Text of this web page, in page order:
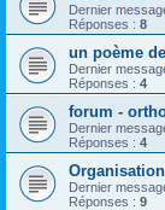
Dernier
Réponses : 8
un poème
Dernier
Réponses : 4
forum -
Dernier
Réponses : 4
Dernier
Réponses : 9